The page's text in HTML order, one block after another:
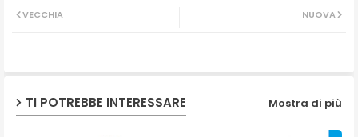
NUOVA
VECCHIA
TI POTREBBE INTERESSARE Mostra di più